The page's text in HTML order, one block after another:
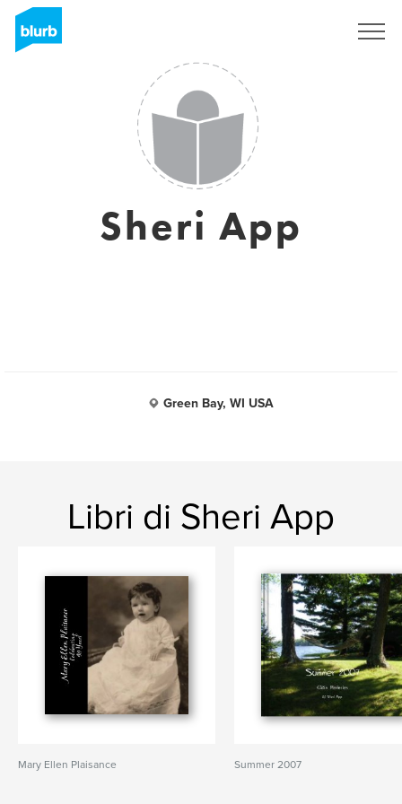
Sheri App
Green Bay, WI USA
Libri di Sheri App
Mary Ellen Plaisance Summer 2007